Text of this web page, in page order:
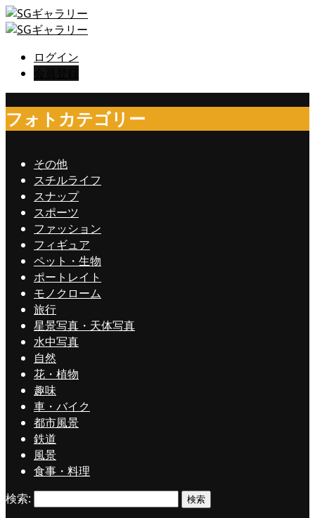
ログイン
フォトカテゴリー
その他
スチルライフ
スナップ
スポーツ
ファッション
フィギュア
ペット・生物
ポートレイト
モノクローム
旅行
星景写真・天体写真
水中写真
自然
花・植物
趣味
車・バイク
都市風景
鉄道
風景
食事・料理
検索: